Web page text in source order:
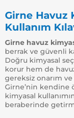
Girne Havuz
Kullanım
Girne havuz
berrak ve güvenli
Doğru kimyasal
korur hem de
gereksiz onarım
Girne’nin kendine
kimyasal
beraberinde